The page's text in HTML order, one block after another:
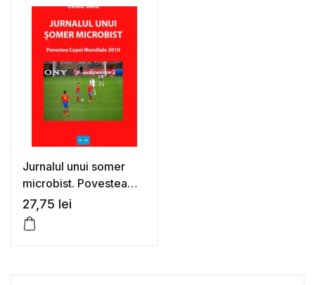
Jurnalul unui somer
microbist. Povestea
Cupei Mondiale 2010 –
Ovidiu Slavu
27,75 lei